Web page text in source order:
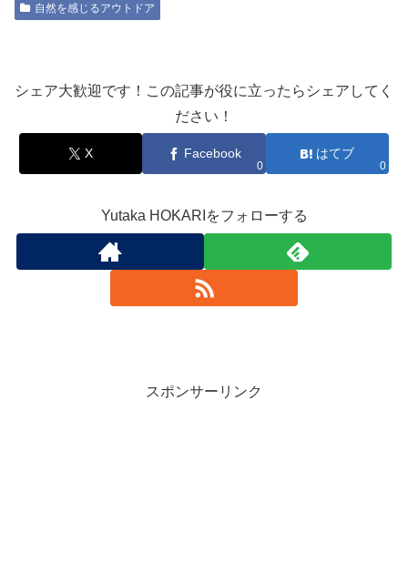
自然を感じるアウトドア
シェア大歓迎です！この記事が役に立ったらシェアしてく
ださい！
X Facebook
0
はてブ
0
Yutaka HOKARIをフォローする
スポンサーリンク